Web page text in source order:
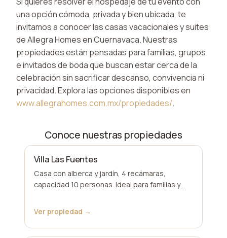
una opción cómoda, privada y bien ubicada, te
invitamos a conocer las casas vacacionales y suites
de Allegra Homes en Cuernavaca. Nuestras
propiedades están pensadas para familias, grupos
e invitados de boda que buscan estar cerca de la
celebración sin sacrificar descanso, convivencia ni
privacidad. Explora las opciones disponibles en
www.allegrahomes.com.mx/propiedades/.
Conoce nuestras propiedades
Villa Las Fuentes
Casa con alberca y jardín, 4 recámaras,
capacidad 10 personas. Ideal para familias y
Ver propiedad →